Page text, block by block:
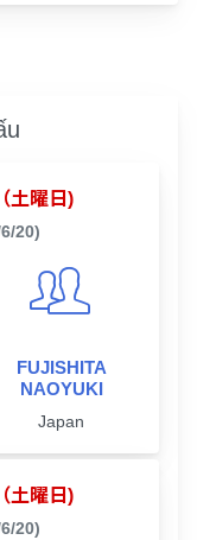
土曜日)
20)
FUJISHITA
NAOYUKI
Japan
土曜日)
20)